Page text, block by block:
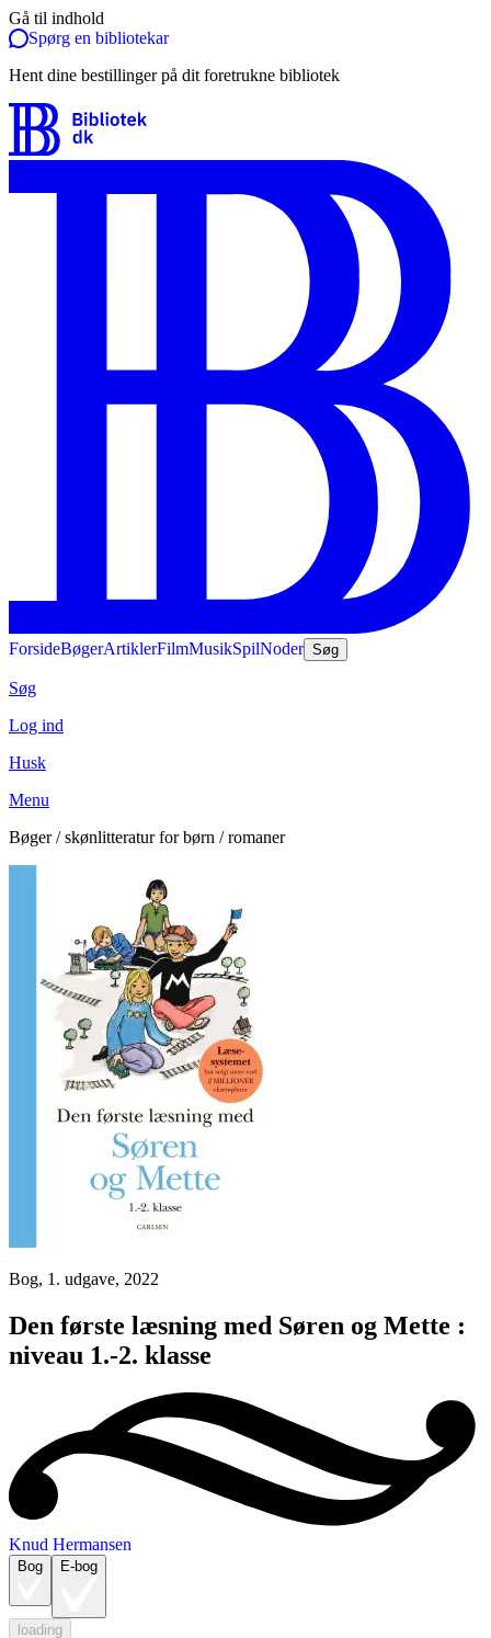
Gå til indhold
Spørg en bibliotekar
Hent dine bestillinger på dit foretrukne bibliotek
ForsideBøgerArtiklerFilmMusikSpilNoder Søg
Søg
Log ind
Husk
Menu
Bøger / skønlitteratur for børn / romaner
Bog, 1. udgave, 2022
Den første læsning med Søren og Mette :
niveau 1.-2. klasse
Knud Hermansen
Bog E-bog
loading